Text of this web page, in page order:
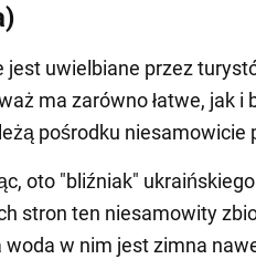
jest uwielbiane przez
ma zarówno łatwe, jak i
pośrodku niesamowicie
oto "bliźniak"
stron ten niesamowity
woda w nim jest zimna